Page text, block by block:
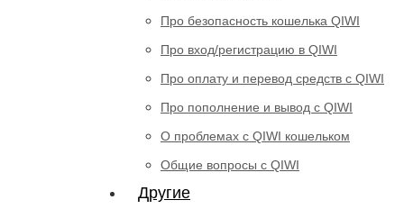
Про безопасность кошелька QIWI
Про вход/регистрацию в QIWI
Про оплату и перевод средств c QIWI
Про пополнение и вывод с QIWI
О проблемах с QIWI кошельком
Общие вопросы с QIWI
Другие